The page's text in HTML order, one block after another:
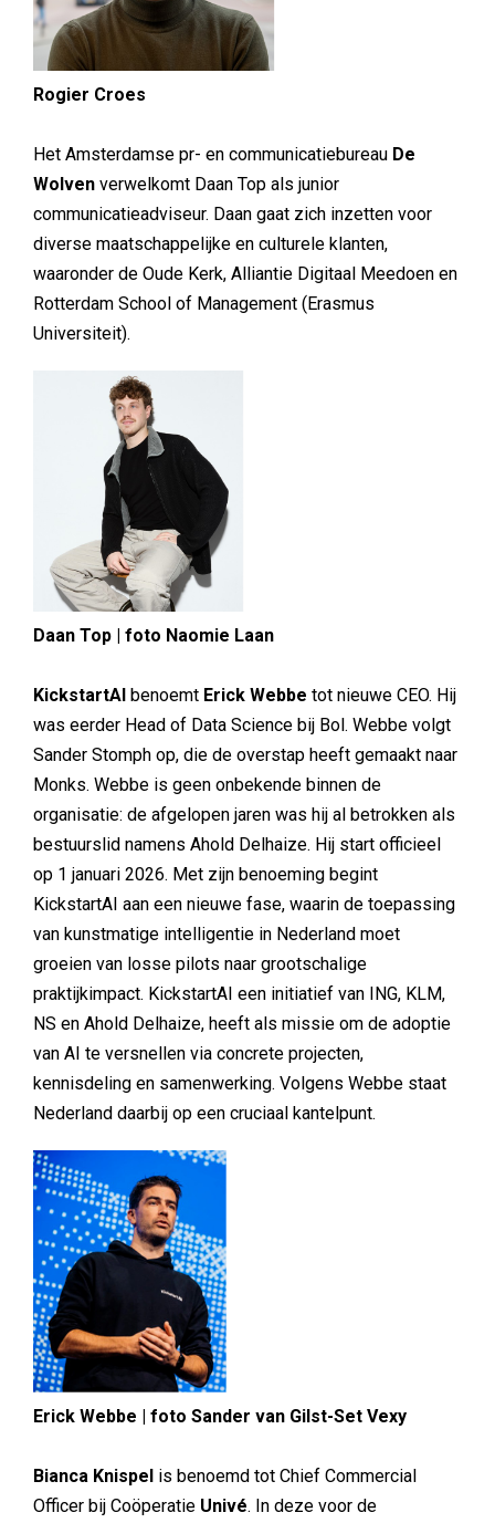
Rogier Croes
Het Amsterdamse pr- en communicatiebureau De
Wolven verwelkomt Daan Top als junior
communicatieadviseur. Daan gaat zich inzetten voor
diverse maatschappelijke en culturele klanten,
waaronder de Oude Kerk, Alliantie Digitaal Meedoen en
Rotterdam School of Management (Erasmus
Universiteit).
Daan Top | foto Naomie Laan
KickstartAI benoemt Erick Webbe tot nieuwe CEO. Hij
was eerder Head of Data Science bij Bol. Webbe volgt
Sander Stomph op, die de overstap heeft gemaakt naar
Monks. Webbe is geen onbekende binnen de
organisatie: de afgelopen jaren was hij al betrokken als
bestuurslid namens Ahold Delhaize. Hij start officieel
op 1 januari 2026. Met zijn benoeming begint
KickstartAI aan een nieuwe fase, waarin de toepassing
van kunstmatige intelligentie in Nederland moet
groeien van losse pilots naar grootschalige
praktijkimpact. KickstartAI een initiatief van ING, KLM,
NS en Ahold Delhaize, heeft als missie om de adoptie
van AI te versnellen via concrete projecten,
kennisdeling en samenwerking. Volgens Webbe staat
Nederland daarbij op een cruciaal kantelpunt.
Erick Webbe | foto Sander van Gilst-Set Vexy
Bianca Knispel is benoemd tot Chief Commercial
Officer bij Coöperatie Univé. In deze voor de